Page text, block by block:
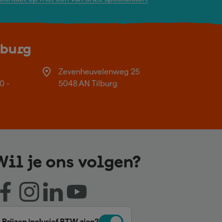
-
Zevenheuvelenweg 25
5048 AN Tilburg
je ons volgen?